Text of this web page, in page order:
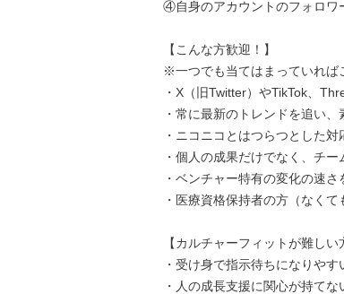
④自身のアカウントのフォロワ
【こんな方歓迎！】
※一つでも当てはまっていれば
・X（旧Twitter）やTikTok、
・常に最新のトレンドを追い
・ニコニコとはつらつとした
・個人の成果だけでなく、チ
・ベンチャー特有の変化の速
・医療資格保持者の方（なくて
【カルチャーフィットが難しい
・受け身で指示待ちになりやす
・人の成長支援に関心が持てな